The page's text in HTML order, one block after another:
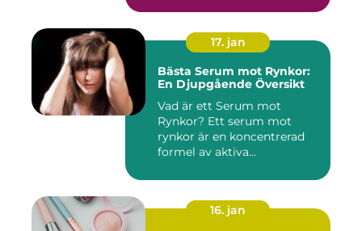
17. jan
Bästa Serum mot Rynkor:
En Djupgående Översikt
Vad är ett Serum mot
Rynkor? Ett serum mot
rynkor är en koncentrerad
formel av aktiva
16. jan